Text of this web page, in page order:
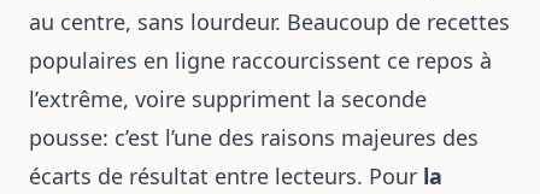
au centre, sans lourdeur. Beaucoup de recettes
populaires en ligne raccourcissent ce repos à
l’extrême, voire suppriment la seconde
pousse: c’est l’une des raisons majeures des
écarts de résultat entre lecteurs. Pour la